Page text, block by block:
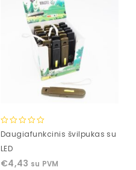
0
of
5
Daugiafunkcinis švilpukas su
LED
€4,43 su PVM